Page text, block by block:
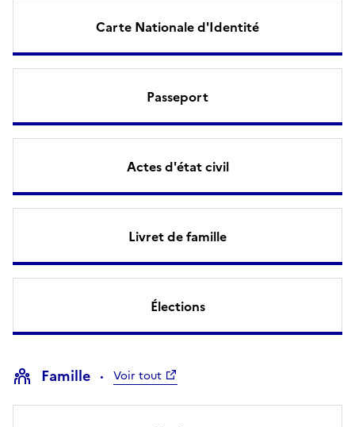
Carte Nationale d'Identité
Passeport
Actes d'état civil
Livret de famille
Élections
Famille Voir tout